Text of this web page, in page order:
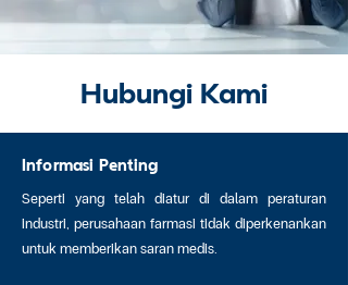
Hubungi Kami
Informasi Penting
Seperti yang telah diatur di dalam peraturan
industri, perusahaan farmasi tidak diperkenankan
untuk memberikan saran medis.